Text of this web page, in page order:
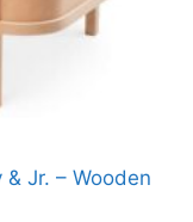
Jr. – Wooden